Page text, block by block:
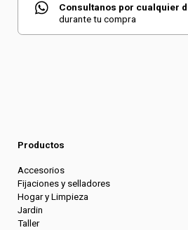
Consultanos por cualquier
durante tu compra
Productos
Accesorios
Fijaciones y selladores
Hogar y Limpieza
Jardin
Taller